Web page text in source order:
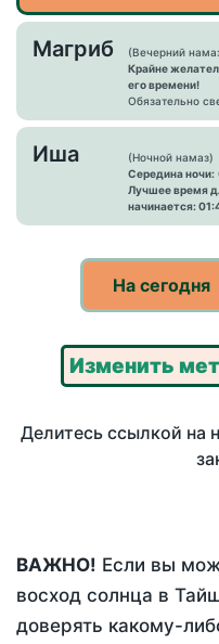
Магриб
(Вечерний
Крайне
его времени!
Обязательно
Иша
(Ночной намаз)
Середина ночи:
Лучшее время
начинается:
На сегодня
Изменить
Делитесь ссылкой на
ВАЖНО! Если вы
восход солнца в
доверять какому-